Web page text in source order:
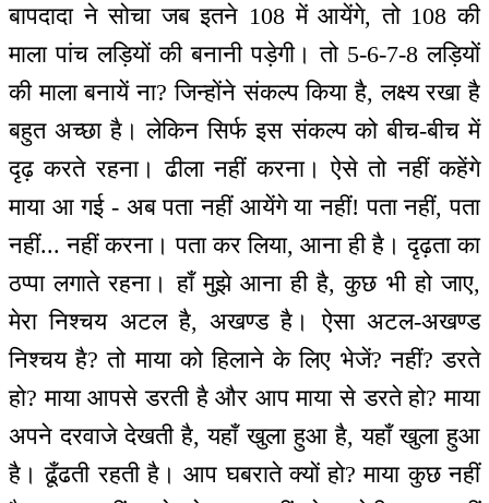
बापदादा ने सोचा जब इतने 108 में आयेंगे, तो 108 की
माला पांच लड़ियों की बनानी पड़ेगी। तो 5-6-7-8 लड़ियों
की माला बनायें ना? जिन्होंने संकल्प किया है, लक्ष्य रखा है
बहुत अच्छा है। लेकिन सिर्फ इस संकल्प को बीच-बीच में
दृढ़ करते रहना। ढीला नहीं करना। ऐसे तो नहीं कहेंगे
माया आ गई - अब पता नहीं आयेंगे या नहीं! पता नहीं, पता
नहीं... नहीं करना। पता कर लिया, आना ही है। दृढ़ता का
ठप्पा लगाते रहना। हाँ मुझे आना ही है, कुछ भी हो जाए,
मेरा निश्चय अटल है, अखण्ड है। ऐसा अटल-अखण्ड
निश्चय है? तो माया को हिलाने के लिए भेजें? नहीं? डरते
हो? माया आपसे डरती है और आप माया से डरते हो? माया
अपने दरवाजे देखती है, यहाँ खुला हुआ है, यहाँ खुला हुआ
है। ढूँढती रहती है। आप घबराते क्यों हो? माया कुछ नहीं